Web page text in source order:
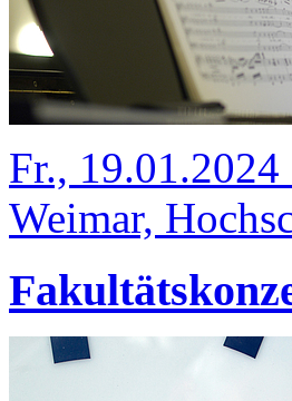
Fr.,
Weimar,